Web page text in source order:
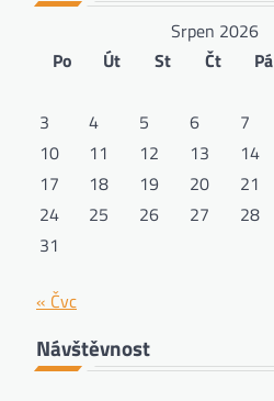
Srpen 2026
Po
Út St Čt Pá
3
4 5 6 7
10
11 12 13 14
17
18 19 20 21
24
25 26 27 28
31
« Čvc
Návštěvnost